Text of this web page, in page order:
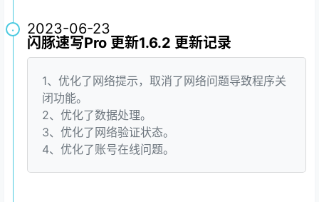
2023-06-23
·
闪豚速写Pro 更新1.6.2 更新记录
1、优化了网络提示，取消了网络问题导致程序关
闭功能。
2、优化了数据处理。
3、优化了网络验证状态。
4、优化了账号在线问题。